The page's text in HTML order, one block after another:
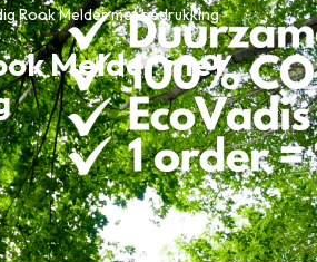
Rook Melder met bedrukking
Melder met